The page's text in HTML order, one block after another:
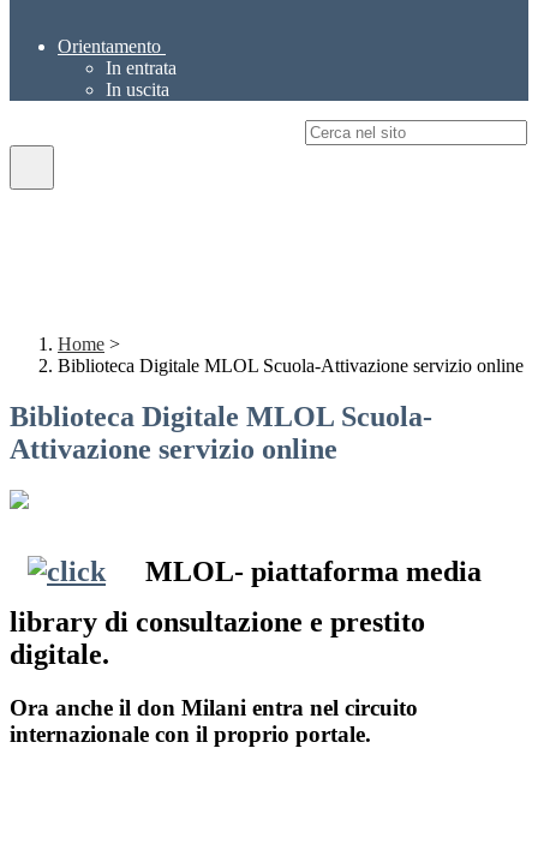
Orientamento
In entrata
In uscita
Home >
Biblioteca Digitale MLOL Scuola-Attivazione servizio online
Biblioteca Digitale MLOL Scuola-
Attivazione servizio online
MLOL- piattaforma media
library di consultazione e prestito
digitale.
Ora anche il don Milani entra nel circuito
internazionale con il proprio portale.